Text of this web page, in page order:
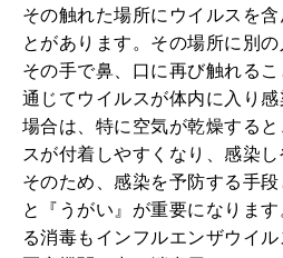
その触れた場所にウイルスを
とがあります。その場所に別
その手で鼻、口に再び触れる
通じてウイルスが体内に入り
場合は、特に空気が乾燥する
スが付着しやすくなり、感染し
そのため、感染を予防する手段
と『うがい』が重要になりま
る消毒もインフルエンザウイル